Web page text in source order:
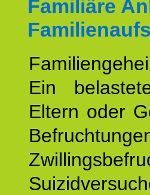
Familiäre
Ein
Eltern oder